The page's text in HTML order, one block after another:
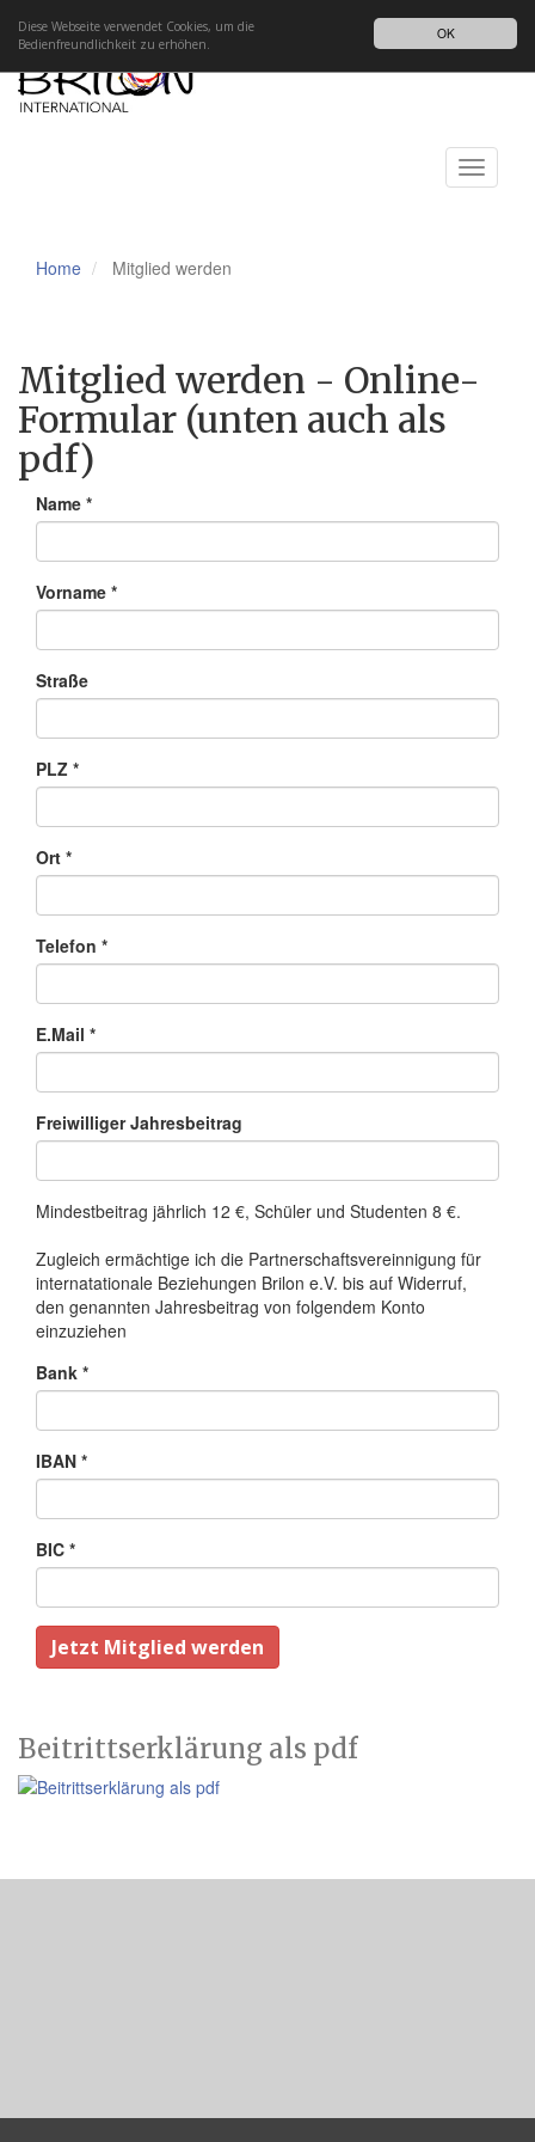
OK
Diese Webseite verwendet Cookies, um die
Bedienfreundlichkeit zu erhöhen.
DE
Impressum Datenschutz
Toggle
Home Mitglied werden
Mitglied werden - Online-
Formular (unten auch als
pdf)
Name *
Vorname *
Straße
PLZ *
Ort *
Telefon *
E.Mail *
Freiwilliger Jahresbeitrag
Mindestbeitrag jährlich 12 €, Schüler und Studenten 8 €.
Zugleich ermächtige ich die Partnerschaftsvereinnigung für
internatationale Beziehungen Brilon e.V. bis auf Widerruf,
den genannten Jahresbeitrag von folgendem Konto
einzuziehen
Bank *
IBAN *
BIC *
Beitrittserklärung als pdf